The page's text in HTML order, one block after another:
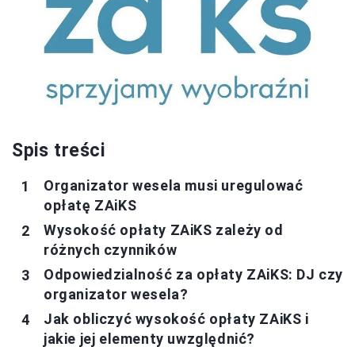
Spis treści
Organizator wesela musi uregulować
opłatę ZAiKS
Wysokość opłaty ZAiKS zależy od
różnych czynników
Odpowiedzialność za opłaty ZAiKS: DJ czy
organizator wesela?
Jak obliczyć wysokość opłaty ZAiKS i
jakie jej elementy uwzględnić?